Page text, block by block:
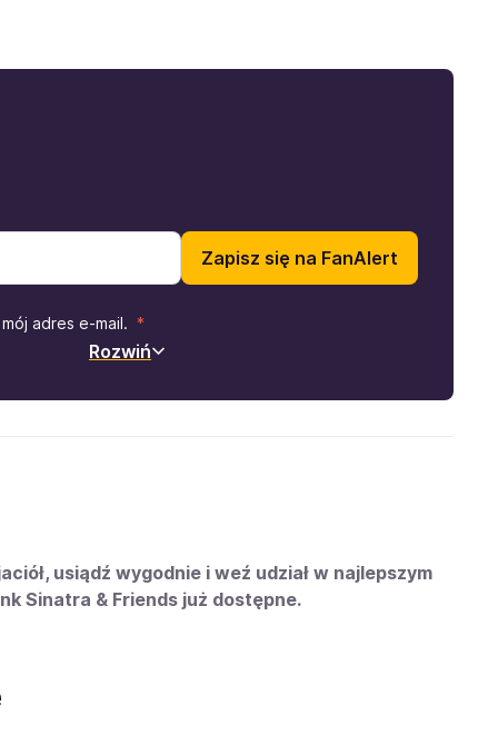
Zapisz się na FanAlert
adres e-mail.
Rozwiń
usiądź wygodnie i weź udział w najlepszym
Sinatra & Friends już dostępne.